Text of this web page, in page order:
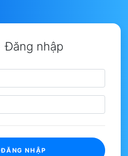
Đăng nhập
ĐĂNG NHẬP